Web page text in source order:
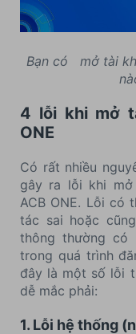
Bạn có mở tài
4 lỗi khi mở
ONE
Có rất nhiều
gây ra lỗi khi mở
ACB ONE. Lỗi có
tác sai hoặc
thông thường
trong quá trình
đây là một số lỗi
dễ mắc phải:
1. Lỗi hệ thống